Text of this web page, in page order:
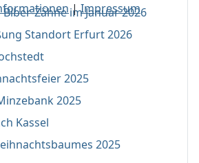
Zähne im Januar 2026
Standort Erfurt 2026
2025
2025
Kassel
2025
|Impressum